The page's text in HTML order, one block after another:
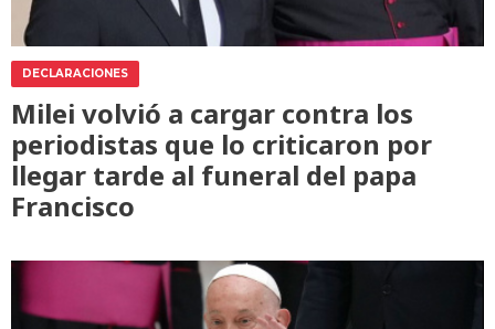
DECLARACIONES
Milei volvió a cargar contra los
periodistas que lo criticaron por
llegar tarde al funeral del papa
Francisco